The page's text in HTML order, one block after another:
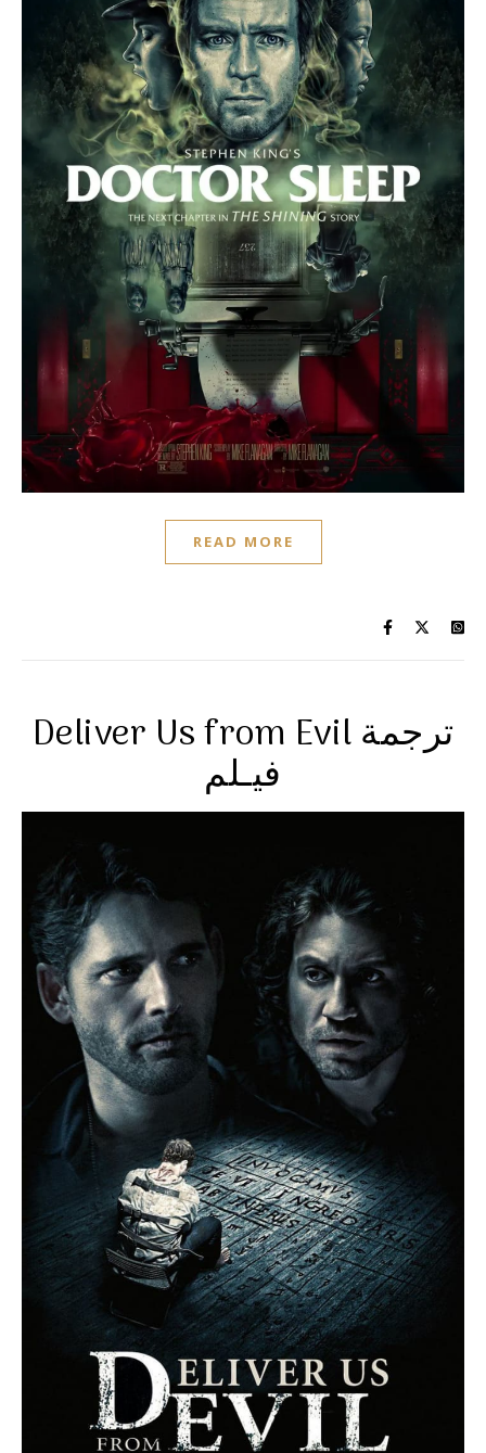
READ MORE
Deliver Us from Evil ترجمة
فيـلم